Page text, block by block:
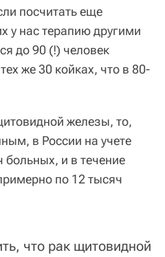
посчитать еще
у нас терапию другими
до 90 (!) человек
же 30 койках, что в 80-
железы, то,
в России на учете
и в течение
по 12 тысяч
что рак щитовидной